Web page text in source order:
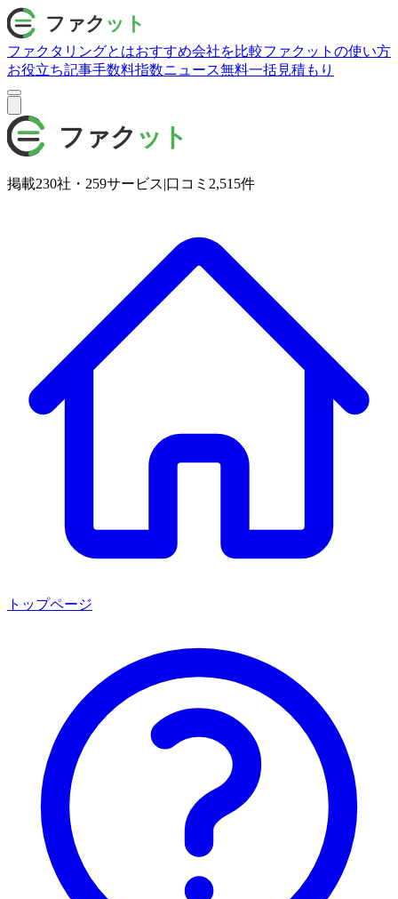
ファクタリングとはおすすめ会社を比較ファクットの使い方
お役立ち記事手数料指数ニュース無料一括見積もり
掲載230社・ 259サービス|口コミ 2,515件
トップページ